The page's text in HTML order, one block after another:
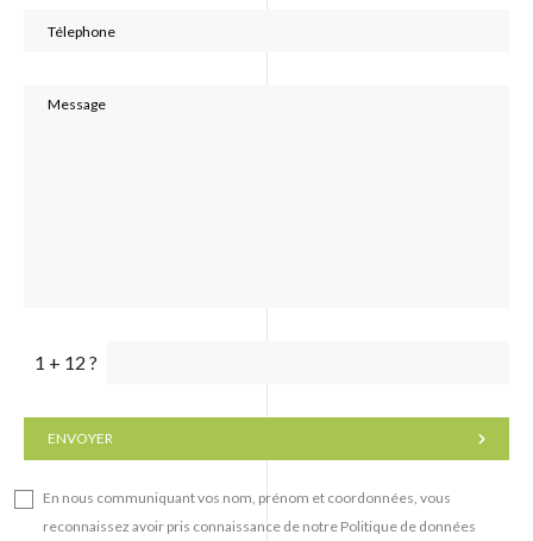
1 + 12 ?
ENVOYER
En nous communiquant vos nom, prénom et coordonnées, vous
reconnaissez avoir pris connaissance de notre Politique de données